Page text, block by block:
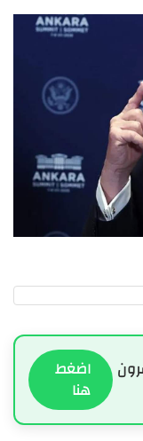
اضغط
هنا